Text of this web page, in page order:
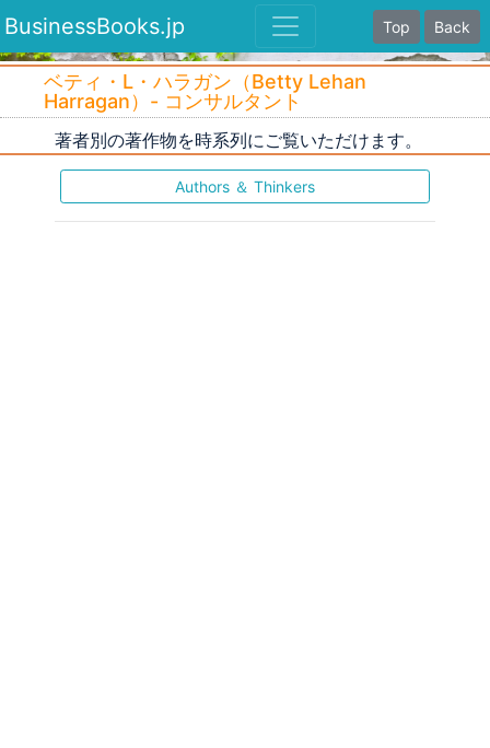
BusinessBooks.jp Top Back
ベティ・L・ハラガン（Betty Lehan
Harragan）- コンサルタント
著者別の著作物を時系列にご覧いただけます。
Authors ＆ Thinkers